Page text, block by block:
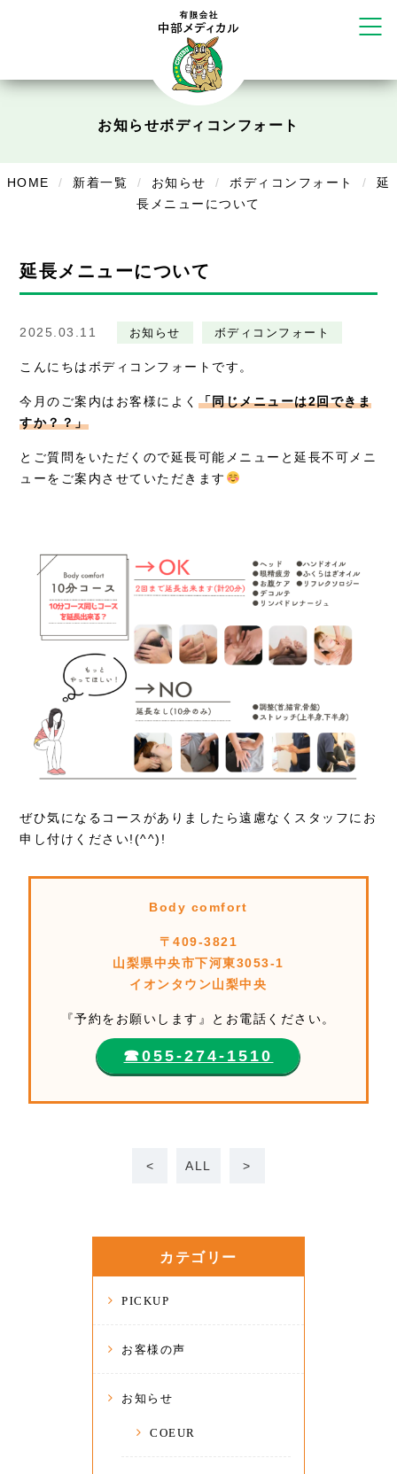
かえる堂鍼灸院 整骨院 うるま店 ウェルネス鍼灸院・接骨院 甲府千
リラクゼーション
ボディコンフォート Cure
在宅部門事務所
お知らせ
症例別施術
採用情報
お知らせボディコンフォート
HOME 新着一覧 お知らせ ボディコンフォート
延
長メニューについて
延長メニューについて
2025.03.11 お知らせ ボディコンフォート
こんにちはボディコンフォートです。
今月のご案内はお客様によく 「同じメニューは2回できま
すか？？」
とご質問をいただくので延長可能メニューと延長不可メニ
ューをご案内させていただきます
ぜひ気になるコースがありましたら遠慮なくスタッフにお
申し付けください!(^^)!
Body comfort
〒409-3821
山梨県中央市下河東3053-1
イオンタウン山梨中央
『予約をお願いします』とお電話ください。
☎︎055-274-1510
< ALL >
カテゴリー
PICKUP
お客様の声
お知らせ
COEUR